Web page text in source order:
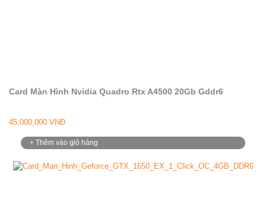
Card Màn Hình Nvidia Quadro Rtx A4500 20Gb Gddr6
45,000,000 VNĐ
+ Thêm vào giỏ hàng